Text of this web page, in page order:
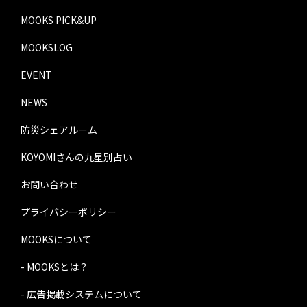
MOOKS PICK&UP
MOOKSLOG
EVENT
NEWS
防災シェアルーム
KOYOMIさんの九星別占い
お問い合わせ
プライバシーポリシー
MOOKSについて
- MOOKSとは？
- 広告掲載システムについて